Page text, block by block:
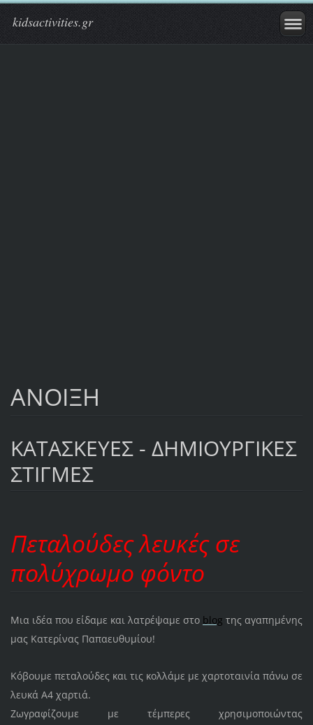
kidsactivities.gr
ΑΝΟΙΞΗ
ΚΑΤΑΣΚΕΥΕΣ - ΔΗΜΙΟΥΡΓΙΚΕΣ
ΣΤΙΓΜΕΣ
Πεταλούδες λευκές σε
πολύχρωμο φόντο
Μια ιδέα που είδαμε και λατρέψαμε στο blog της αγαπημένης
μας Κατερίνας Παπαευθυμίου!
Κόβουμε πεταλούδες και τις κολλάμε με χαρτοταινία πάνω σε
λευκά Α4 χαρτιά.
Ζωγραφίζουμε με τέμπερες χρησιμοποιώντας